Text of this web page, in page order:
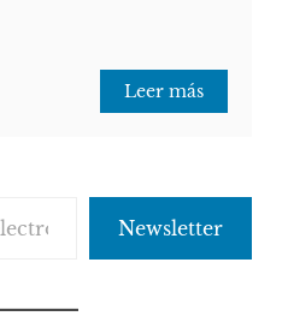
Leer más
Newsletter